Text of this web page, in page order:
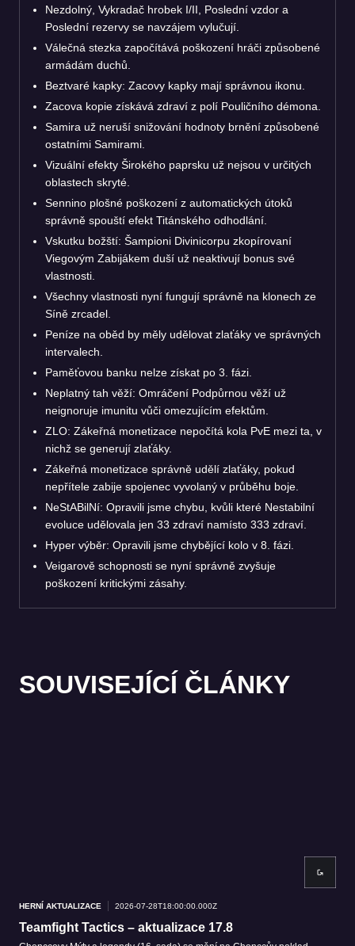
Nezdolný, Vykradač hrobek I/II, Poslední vzdor a
Poslední rezervy se navzájem vylučují.
Válečná stezka započítává poškození hráči způsobené
armádám duchů.
Beztvaré kapky: Zacovy kapky mají správnou ikonu.
Zacova kopie získává zdraví z polí Pouličního démona.
Samira už neruší snižování hodnoty brnění způsobené
ostatními Samirami.
Vizuální efekty Širokého paprsku už nejsou v určitých
oblastech skryté.
Sennino plošné poškození z automatických útoků
správně spouští efekt Titánského odhodlání.
Vskutku božští: Šampioni Divinicorpu zkopírovaní
Viegovým Zabijákem duší už neaktivují bonus své
vlastnosti.
Všechny vlastnosti nyní fungují správně na klonech ze
Síně zrcadel.
Peníze na oběd by měly udělovat zlaťáky ve správných
intervalech.
Paměťovou banku nelze získat po 3. fázi.
Neplatný tah věží: Omráčení Podpůrnou věží už
neignoruje imunitu vůči omezujícím efektům.
ZLO: Zákeřná monetizace nepočítá kola PvE mezi ta, v
nichž se generují zlaťáky.
Zákeřná monetizace správně udělí zlaťáky, pokud
nepřítele zabije spojenec vyvolaný v průběhu boje.
NeStABilNí: Opravili jsme chybu, kvůli které Nestabilní
evoluce udělovala jen 33 zdraví namísto 333 zdraví.
Hyper výběr: Opravili jsme chybějící kolo v 8. fázi.
Veigarově schopnosti se nyní správně zvyšuje
poškození kritickými zásahy.
SOUVISEJÍCÍ ČLÁNKY
HERNÍ AKTUALIZACE 2026-07-28T18:00:00.000Z
Teamfight Tactics – aktualizace 17.8